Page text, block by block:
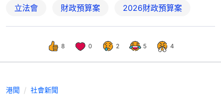
立法會 財政預算案 2026財政預算案
8 0 2 5 4
港聞 社會新聞